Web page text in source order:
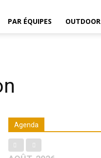
PAR ÉQUIPES OUTDOOR
Agenda